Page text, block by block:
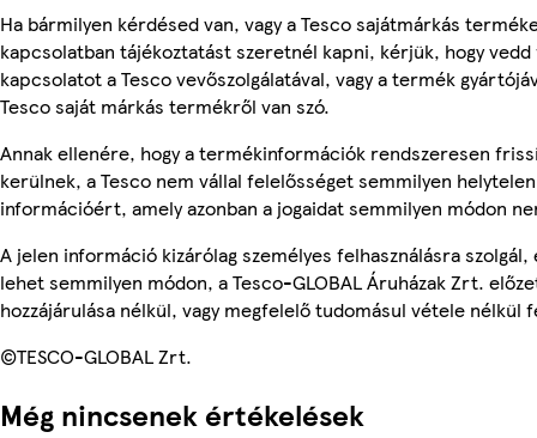
Ha bármilyen kérdésed van, vagy a Tesco sajátmárkás
kapcsolatban tájékoztatást szeretnél kapni, kérjük, hogy vedd
kapcsolatot a Tesco vevőszolgálatával, vagy a termék
Tesco saját márkás termékről van szó.
Annak ellenére, hogy a termékinformációk rendszeresen
kerülnek, a Tesco nem vállal felelősséget semmilyen helytelen
információért, amely azonban a jogaidat semmilyen módon
A jelen információ kizárólag személyes felhasználásra szolgál,
lehet semmilyen módon, a Tesco-GLOBAL Áruházak Zrt.
hozzájárulása nélkül, vagy megfelelő tudomásul vétele nélkül
©TESCO-GLOBAL Zrt.
Még nincsenek értékelések